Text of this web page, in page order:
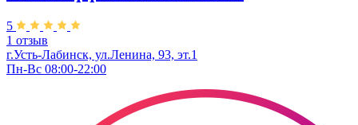
5
1 отзыв
г.Усть-Лабинск, ул.​Ленина, 93, эт.1
Пн-Вс 08:00-22:00